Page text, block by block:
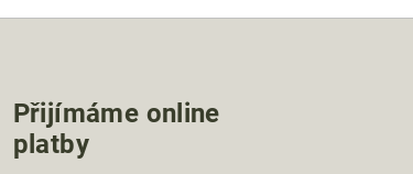
Přijímáme online
platby